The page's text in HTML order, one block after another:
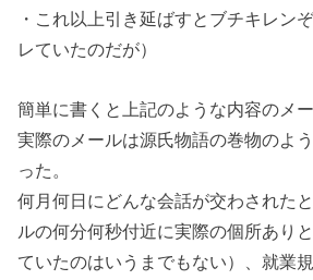
・これ以上引き延ばすとブチキレン
レていたのだが）
簡単に書くと上記のような内容のメ
実際のメールは源氏物語の巻物のよ
った。
何月何日にどんな会話が交わされた
ルの何分何秒付近に実際の個所あり
ていたのはいうまでもない）、就業